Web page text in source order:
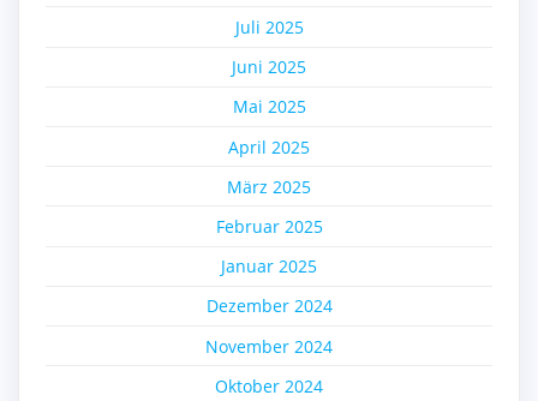
Juli 2025
Juni 2025
Mai 2025
April 2025
März 2025
Februar 2025
Januar 2025
Dezember 2024
November 2024
Oktober 2024